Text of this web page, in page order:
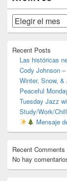
de
widget
barra
lateral
Archivos
Recent Posts
Las históricas
Cody Johnson
Winter, Snow,
Peaceful
Tuesday Jazz
Study/Work/Chill
Mensaje
Recent Comments
No hay